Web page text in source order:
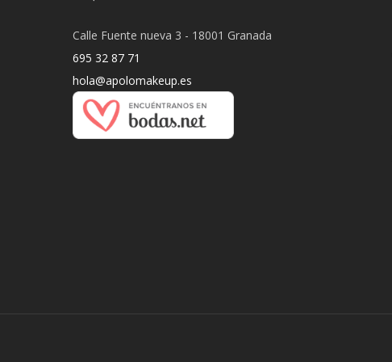
Calle Fuente nueva 3 - 18001 Granada
695 32 87 71
hola@apolomakeup.es